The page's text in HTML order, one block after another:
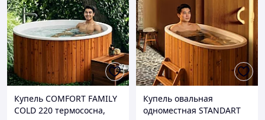
Купель COMFORT FAMILY
COLD 220 термососна,
Купель овальная
одноместная STANDART